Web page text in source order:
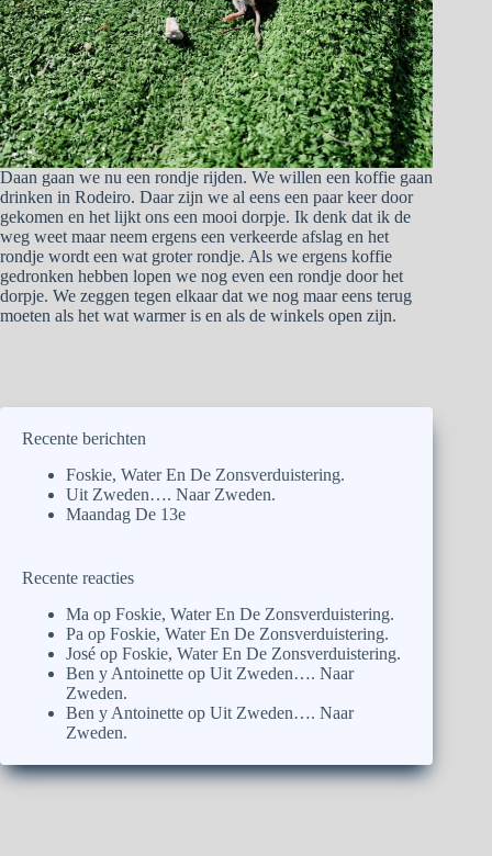
Daan gaan we nu een rondje rijden. We willen een koffie gaan
drinken in Rodeiro. Daar zijn we al eens een paar keer door
gekomen en het lijkt ons een mooi dorpje. Ik denk dat ik de
weg weet maar neem ergens een verkeerde afslag en het
rondje wordt een wat groter rondje. Als we ergens koffie
gedronken hebben lopen we nog even een rondje door het
dorpje. We zeggen tegen elkaar dat we nog maar eens terug
moeten als het wat warmer is en als de winkels open zijn.
Recente berichten
Foskie, Water En De Zonsverduistering.
Uit Zweden…. Naar Zweden.
Maandag De 13e
Recente reacties
Ma op Foskie, Water En De Zonsverduistering.
Pa op Foskie, Water En De Zonsverduistering.
José op Foskie, Water En De Zonsverduistering.
Ben y Antoinette op Uit Zweden…. Naar
Zweden.
Ben y Antoinette op Uit Zweden…. Naar
Zweden.